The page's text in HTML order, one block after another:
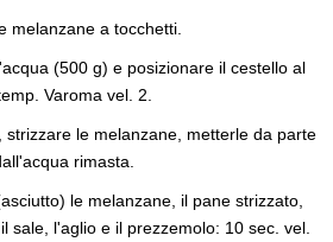
melanzane a tocchetti.
(500 g) e posizionare il cestello al
Varoma vel. 2.
strizzare le melanzane, metterle da parte
rimasta.
le melanzane, il pane strizzato,
sale, l'aglio e il prezzemolo: 10 sec. vel.